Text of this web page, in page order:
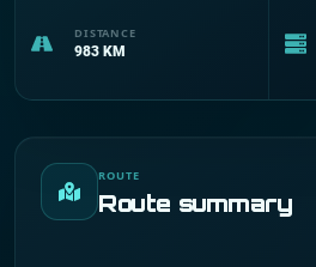
DISTANCE
983 KM
ROUTE
Route summary